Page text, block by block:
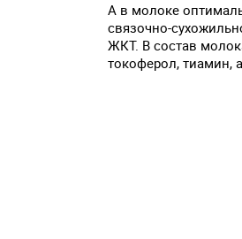
А в молоке
связочно-
ЖКТ. В состав
токоферол, тиамин,